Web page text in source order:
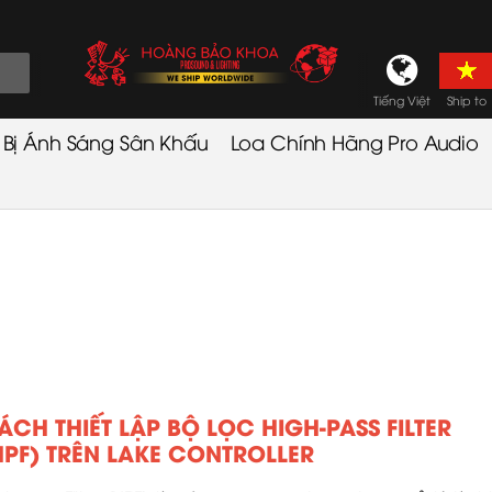
Tiếng Việt Ship to
Ánh Sáng Sân Khấu Loa Chính Hãng Pro Audio
THIẾT LẬP BỘ LỌC HIGH-PASS FILTER
TRÊN LAKE CONTROLLER